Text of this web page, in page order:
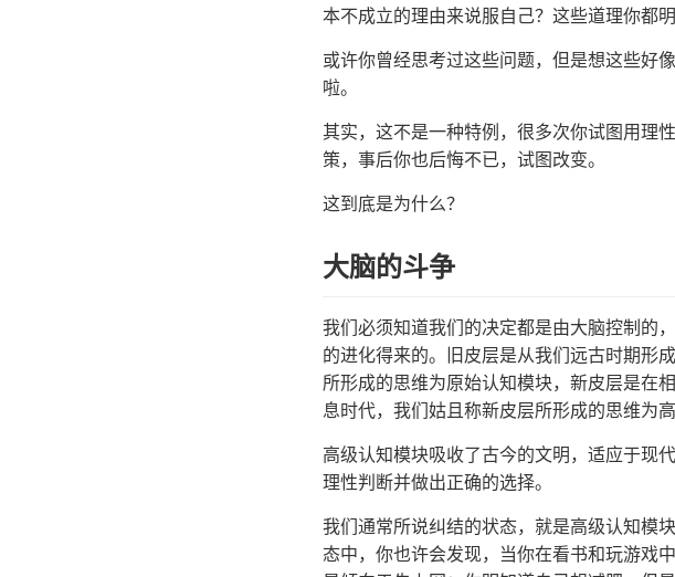
本不成立的理由来说服自己？这些道理你都
或许你曾经思考过这些问题，但是想这些好
啦。
其实，这不是一种特例，很多次你试图用理
策，事后你也后悔不已，试图改变。
这到底是为什么？
大脑的斗争
我们必须知道我们的决定都是由大脑控制的
的进化得来的。旧皮层是从我们远古时期形
所形成的思维为原始认知模块，新皮层是在
息时代，我们姑且称新皮层所形成的思维为高
高级认知模块吸收了古今的文明，适应于现
理性判断并做出正确的选择。
我们通常所说纠结的状态，就是高级认知模
态中，你也许会发现，当你在看书和玩游戏